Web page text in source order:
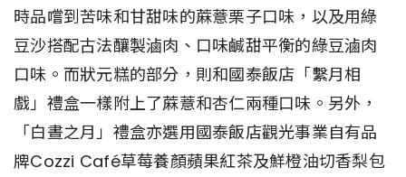
時品嚐到苦味和甘甜味的蔴薏栗子口味，以及用綠
豆沙搭配古法釀製滷肉、口味鹹甜平衡的綠豆滷肉
口味。而狀元糕的部分，則和國泰飯店「繫月相
戲」禮盒一樣附上了蔴薏和杏仁兩種口味。另外，
「白晝之月」禮盒亦選用國泰飯店觀光事業自有品
牌Cozzi Café草莓養顏蘋果紅茶及鮮橙油切香梨包